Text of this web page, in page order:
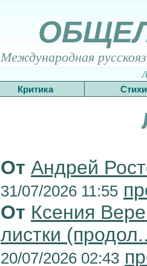
Международная
Критика Стихи
От Андрей
31/07/2026 11:55
От Ксения
листки
20/07/2026 02:43